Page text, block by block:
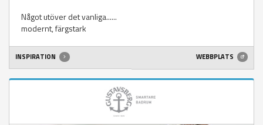
Något utöver det vanliga......
modernt, färgstark
INSPIRATION WEBBPLATS